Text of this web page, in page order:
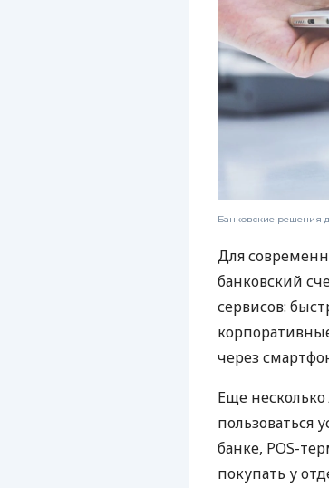
Банковские решения
Для
банковский
сервисов:
через
Еще
пользоваться
банке, POS-
покупать у